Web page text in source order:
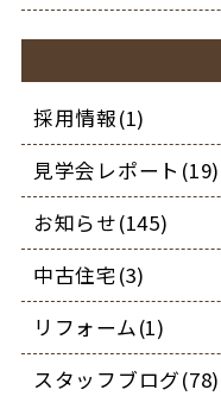
採用情報(1)
見学会レポート(19)
お知らせ(145)
中古住宅(3)
リフォーム(1)
スタッフブログ(78)